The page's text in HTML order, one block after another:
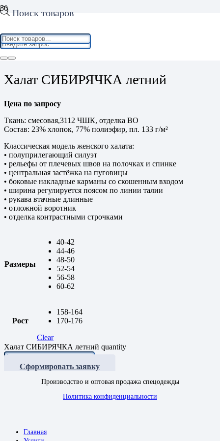
Поиск товаров
Home/Спецодежда/Одежда специальная
СИБИРЯЧКА летний
Халат СИБИРЯЧКА летний
Цена по запросу
Ткань: смесовая,3112 ЧШК, отделка ВО
Состав: 23% хлопок, 77% полиэфир, пл. 133 г/м²
Классическая модель женского халата:
• полуприлегающий силуэт
• рельефы от плечевых швов на полочках и спинке
• центральная застёжка на пуговицы
• боковые накладные карманы со скошенным входом
• ширина регулируется поясом по линии талии
• рукава втачные длинные
• отложной воротник
• отделка контрастными строчками
Размеры
40-42
44-46
48-50
52-54
56-58
60-62
Рост
158-164
170-176
Clear
Халат СИБИРЯЧКА летний quantity
Сформировать заявку
Производство и оптовая продажа спецодежды
Политика конфиденциальности
Главная